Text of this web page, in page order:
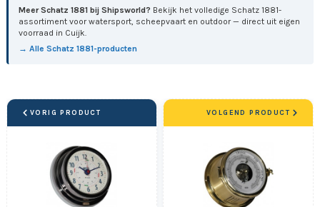
Meer Schatz 1881 bij Shipsworld? Bekijk het volledige Schatz 1881-
assortiment voor watersport, scheepvaart en outdoor — direct uit eigen
voorraad in Cuijk.
→ Alle Schatz 1881-producten
VORIG PRODUCT VOLGEND PRODUCT